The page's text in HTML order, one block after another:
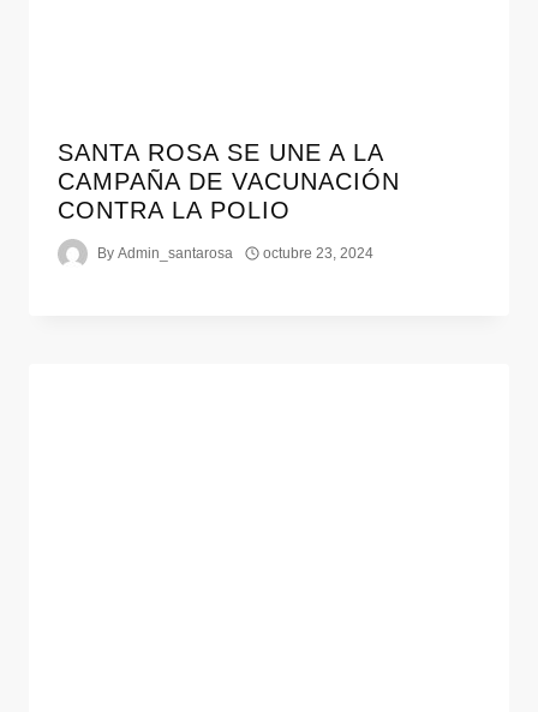
SANTA ROSA SE UNE A LA
CAMPAÑA DE VACUNACIÓN
CONTRA LA POLIO
By Admin_santarosa octubre 23, 2024